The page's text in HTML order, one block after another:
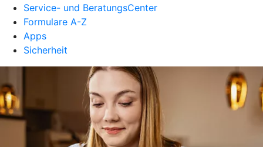
Service- und BeratungsCenter
Formulare A-Z
Apps
Sicherheit